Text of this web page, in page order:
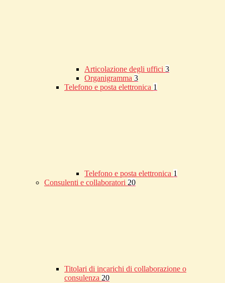
Articolazione degli uffici 3
Organigramma 3
Telefono e posta elettronica 1
Telefono e posta elettronica 1
Consulenti e collaboratori 20
Titolari di incarichi di collaborazione o
consulenza 20